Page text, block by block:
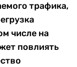
трафика,
числе на
повлиять